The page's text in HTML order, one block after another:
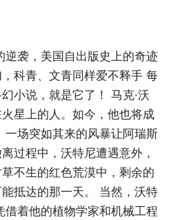
逆袭，美国自出版史上的奇迹
科青、文青同样爱不释手 每
小说，就是它了！ 马克·沃
星上的人。如今，他也将成
一场突如其来的风暴让阿瑞斯
过程中，沃特尼遭遇意外，
不生的红色荒漠中，剩余的
抵达的那一天。 当然，沃特
借着他的植物学家和机械工程